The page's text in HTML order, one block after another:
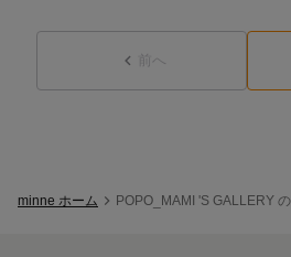
前へ
minne ホーム POPO_MAMI 'S GALLERY